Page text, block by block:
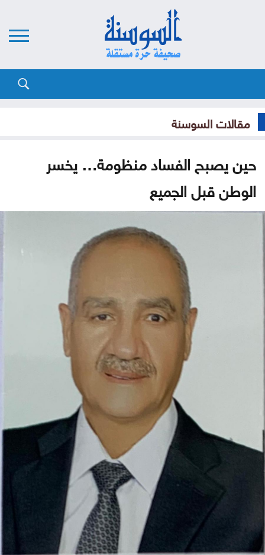
مقالات السوسنة
حين يصبح الفساد منظومة… يخسر
الوطن قبل الجميع